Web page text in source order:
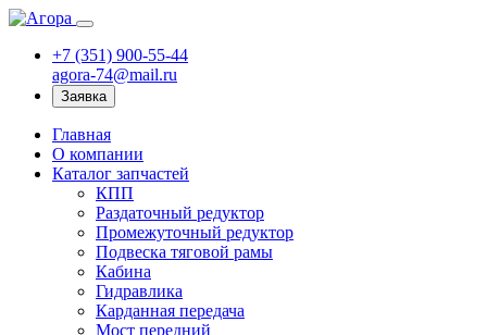
+7 (351) 900-55-44
agora-74@mail.ru
Заявка
Главная
О компании
Каталог запчастей
КПП
Раздаточный редуктор
Промежуточный редуктор
Подвеска тяговой рамы
Кабина
Гидравлика
Карданная передача
Мост передний